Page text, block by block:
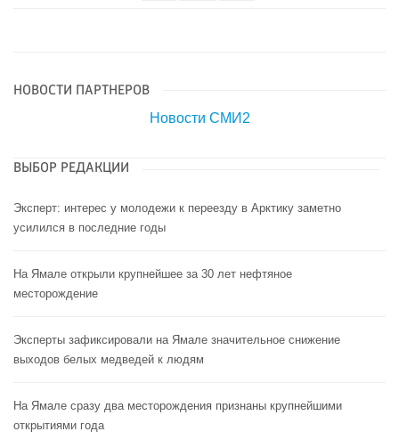
НОВОСТИ ПАРТНЕРОВ
Новости СМИ2
ВЫБОР РЕДАКЦИИ
Эксперт: интерес у молодежи к переезду в Арктику заметно
усилился в последние годы
На Ямале открыли крупнейшее за 30 лет нефтяное
месторождение
Эксперты зафиксировали на Ямале значительное снижение
выходов белых медведей к людям
На Ямале сразу два месторождения признаны крупнейшими
открытиями года